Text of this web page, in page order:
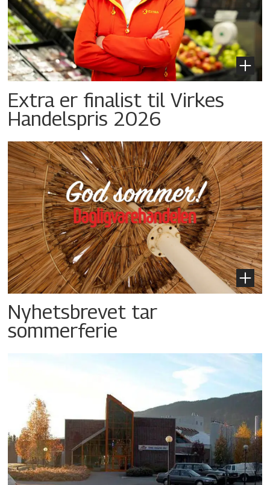
Extra er finalist til Virkes
Handelspris 2026
Nyhetsbrevet tar
sommerferie